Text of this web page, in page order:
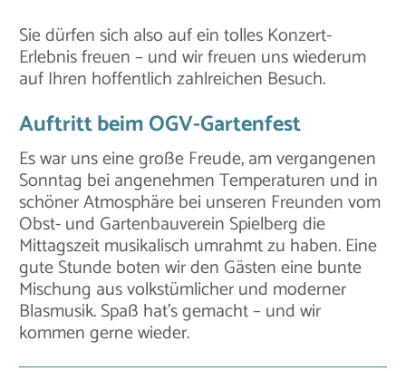
Sie dürfen sich also auf ein tolles Konzert-
Erlebnis freuen – und wir freuen uns wiederum
auf Ihren hoffentlich zahlreichen Besuch.
Auftritt beim OGV-Gartenfest
Es war uns eine große Freude, am vergangenen
Sonntag bei angenehmen Temperaturen und in
schöner Atmosphäre bei unseren Freunden vom
Obst- und Gartenbauverein Spielberg die
Mittagszeit musikalisch umrahmt zu haben. Eine
gute Stunde boten wir den Gästen eine bunte
Mischung aus volkstümlicher und moderner
Blasmusik. Spaß hat’s gemacht – und wir
kommen gerne wieder.